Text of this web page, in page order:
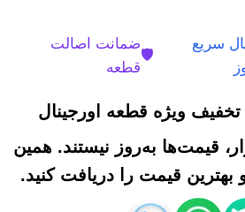
سریع
🛡️
ضمانت اصالت
قطعه
ویژه قطعه اورجینال
قیمت‌ها به‌روز نیستند. همین
بهترین قیمت را دریافت کنید.